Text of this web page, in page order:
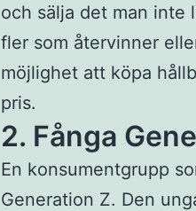
och sälja det man inte
fler som återvinner
möjlighet att köpa
pris.
2. Fånga
En konsumentgrupp
Generation Z. Den